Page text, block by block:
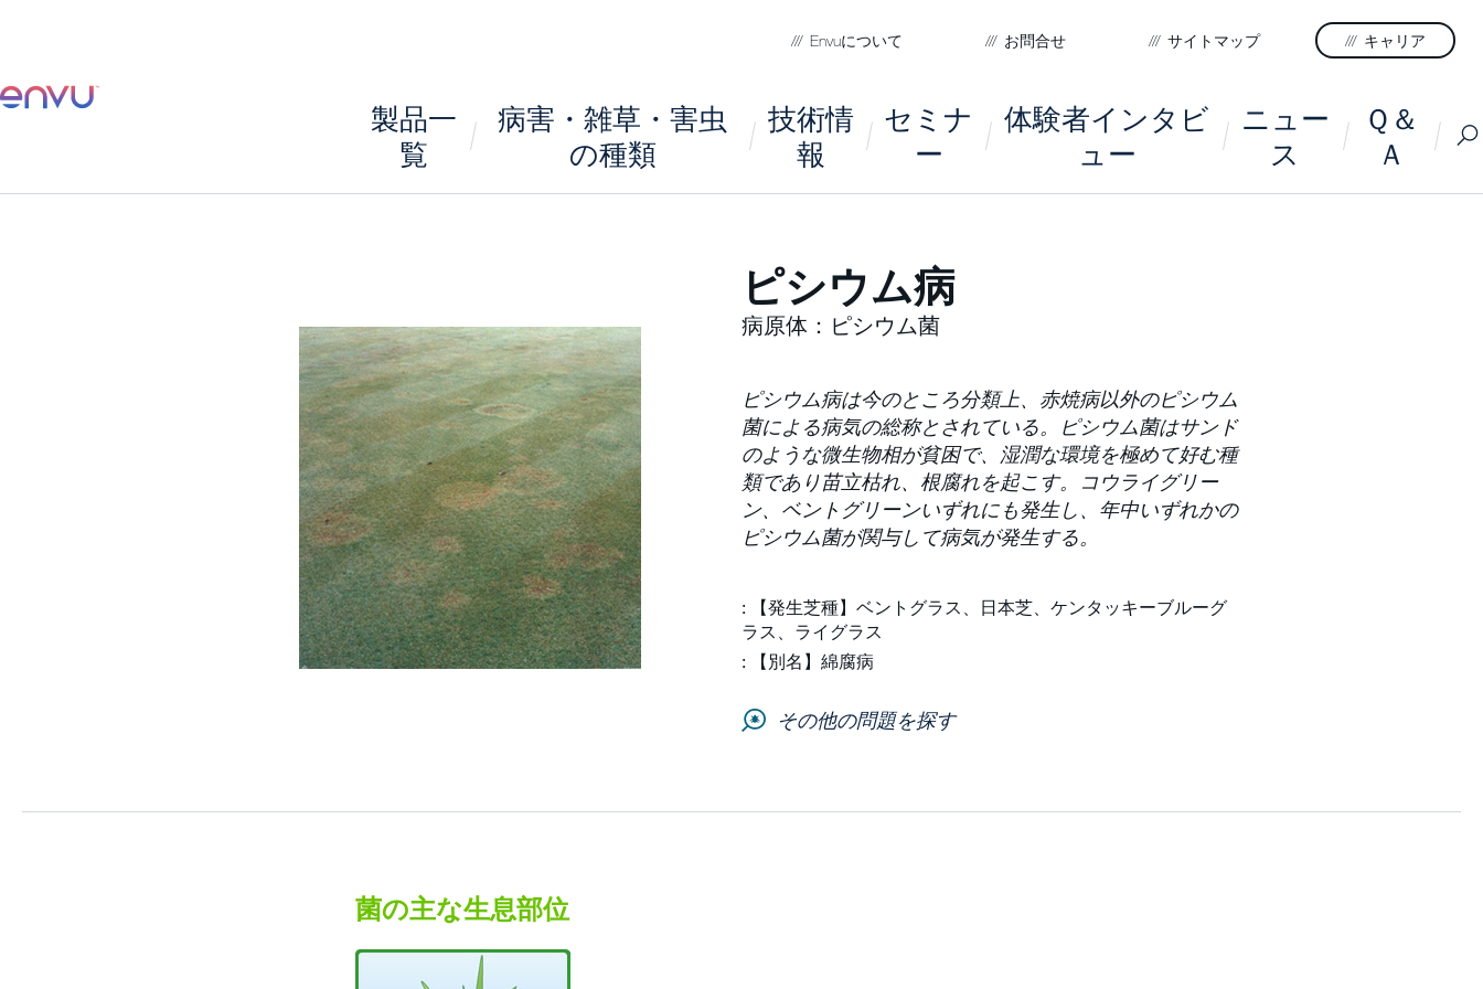
Envuについて お問合せ サイトマップ キャリア
製品一
覧
病害・雑草・害虫
の種類
技術情
報
セミナ
ー
体験者インタビ
ュー
ニュー
ス
Ｑ＆
Ａ
ピシウム病
病原体：ピシウム菌
ピシウム病は今のところ分類上、赤焼病以外のピシウム
菌による病気の総称とされている。ピシウム菌はサンド
のような微生物相が貧困で、湿潤な環境を極めて好む種
類であり苗立枯れ、根腐れを起こす。コウライグリー
ン、ベントグリーンいずれにも発生し、年中いずれかの
ピシウム菌が関与して病気が発生する。
【発生芝種】ベントグラス、日本芝、ケンタッキーブルーグ
ラス、ライグラス
【別名】綿腐病
その他の問題を探す
菌の主な生息部位